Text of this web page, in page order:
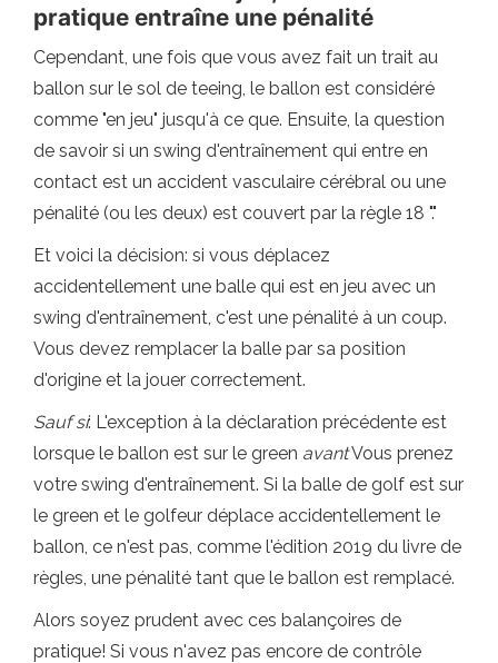
pratique entraîne une pénalité
Cependant, une fois que vous avez fait un trait au
ballon sur le sol de teeing, le ballon est considéré
comme "en jeu" jusqu'à ce que. Ensuite, la question
de savoir si un swing d'entraînement qui entre en
contact est un accident vasculaire cérébral ou une
pénalité (ou les deux) est couvert par la règle 18 "."
Et voici la décision: si vous déplacez
accidentellement une balle qui est en jeu avec un
swing d'entraînement, c'est une pénalité à un coup.
Vous devez remplacer la balle par sa position
d'origine et la jouer correctement.
Sauf si: L'exception à la déclaration précédente est
lorsque le ballon est sur le green avantVous prenez
votre swing d'entraînement. Si la balle de golf est sur
le green et le golfeur déplace accidentellement le
ballon, ce n'est pas, comme l'édition 2019 du livre de
règles, une pénalité tant que le ballon est remplacé.
Alors soyez prudent avec ces balançoires de
pratique! Si vous n'avez pas encore de contrôle